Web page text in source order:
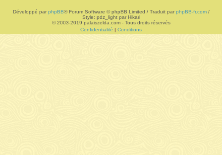
Développé par phpBB® Forum Software © phpBB Limited / Traduit par phpBB-fr.com/
Style: pdz_light par Hikari
© 2003-2019 palaiszelda.com - Tous droits réservés
Confidentialité | Conditions